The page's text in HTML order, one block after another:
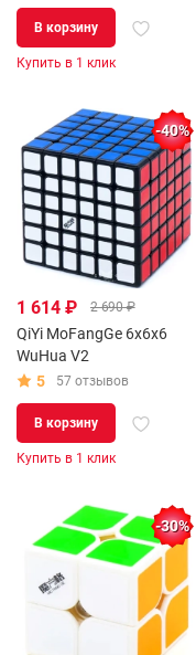
В корзину
Купить в 1 клик
-40%
1 614 ₽ 2 690 ₽
QiYi MoFangGe 6x6x6
WuHua V2
5
57 отзывов
В корзину
Купить в 1 клик
-30%